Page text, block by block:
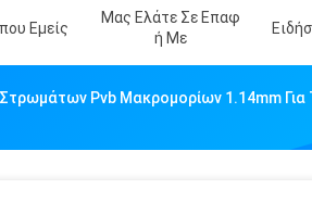
Εμείς
Μας Ελάτε Σε Επαφ
Ή Με
Στρωμάτων Pvb Μακρομορίων 1.14mm